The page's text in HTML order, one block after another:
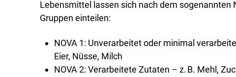
Lebensmittel lassen sich nach dem sogenannten
Gruppen einteilen:
NOVA 1: Unverarbeitet oder minimal
Eier, Nüsse, Milch
NOVA 2: Verarbeitete Zutaten – z. B. Mehl,